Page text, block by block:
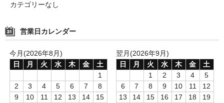
カテゴリーなし
営業日カレンダー
今月(2026年8月)
日
月 火 水 木 金
土
1
2
3 4 5 6 7
8
9
10 11 12 13 14 15
翌月(2026年9月)
日
月 火 水 木 金
土
1
2 3 4
5
6
7 8 9 10 11
12
13
14 15 16 17 18 19